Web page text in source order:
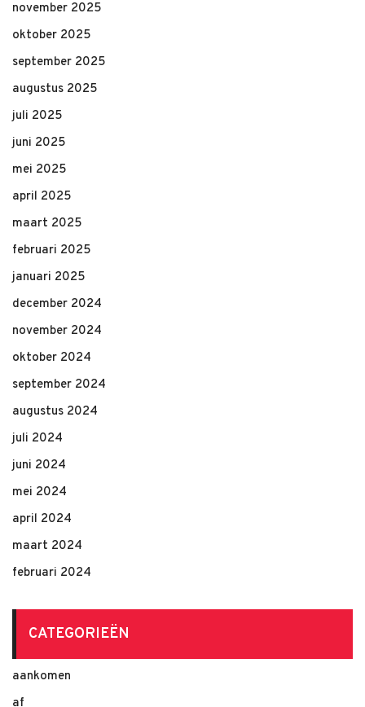
november 2025
oktober 2025
september 2025
augustus 2025
juli 2025
juni 2025
mei 2025
april 2025
maart 2025
februari 2025
januari 2025
december 2024
november 2024
oktober 2024
september 2024
augustus 2024
juli 2024
juni 2024
mei 2024
april 2024
maart 2024
februari 2024
CATEGORIEËN
aankomen
af